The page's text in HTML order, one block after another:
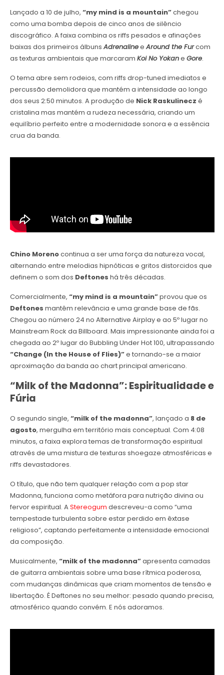
Lançado a 10 de julho, “my mind is a mountain”chegou
como uma bomba depois de cinco anos de silêncio
discográfico. A faixa combina os riffs pesados e afinações
baixas dos primeiros álbunsAdrenalineeAround the Furcom
as texturas ambientais que marcaram Koi No Yokane Gore.
O tema abre sem rodeios, com riffs drop-tuned imediatos e
percussão demolidora que mantém a intensidade ao longo
dos seus 2:50 minutos. A produção de Nick Raskulinecz é
cristalina mas mantém a rudeza necessária, criando um
equilíbrio perfeito entre a modernidade sonora e a essência
crua da banda.
Chino Morenocontinua a ser uma força da natureza vocal,
alternando entre melodias hipnóticas e gritos distorcidos que
definem o som dos Deftones há três décadas.
Comercialmente, “my mind is a mountain”provou que os
Deftones mantêm relevância e uma grande base de fãs.
Chegou ao número 24 no Alternative Airplay e ao 5º lugar no
Mainstream Rock da Billboard. Mais impressionante ainda foi a
chegada ao 2º lugar do Bubbling Under Hot 100, ultrapassando
“Change (In the House of Flies)”e tornando-se a maior
aproximação da banda ao chart principal americano.
“Milk of the Madonna”: Espiritualidade e
Fúria
O segundo single, “milk of the madonna”, lançado a 8 de
agosto, mergulha em território mais conceptual. Com 4:08
minutos, a faixa explora temas de transformação espiritual
através de uma mistura de texturas shoegaze atmosféricas e
riffs devastadores.
O título, que não tem qualquer relação com a pop star
Madonna, funciona como metáfora para nutrição divina ou
fervor espiritual. AStereogum descreveu-a como “uma
tempestade turbulenta sobre estar perdido em êxtase
religioso”, captando perfeitamente a intensidade emocional
da composição.
Musicalmente, “milk of the madonna”apresenta camadas
de guitarra ambientais sobre uma base rítmica poderosa,
com mudanças dinâmicas que criam momentos de tensão e
libertação. É Deftones no seu melhor: pesado quando precisa,
atmosférico quando convém. E nós adoramos.